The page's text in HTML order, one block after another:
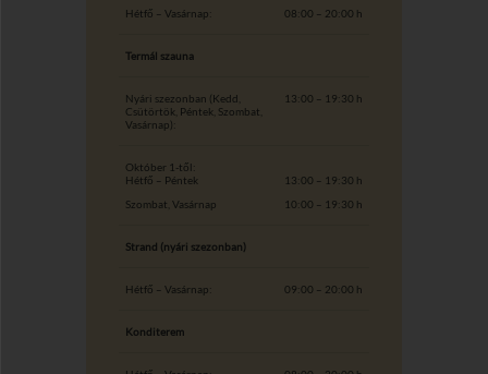
Hétfő – Vasárnap: 08:00 – 20:00 h
Termál szauna
Nyári szezonban (Kedd,
Csütörtök, Péntek, Szombat,
Vasárnap):
13:00 – 19:30 h
Október 1-től:
Hétfő – Péntek
Szombat, Vasárnap
13:00 – 19:30 h
10:00 – 19:30 h
Strand (nyári szezonban)
Hétfő – Vasárnap: 09:00 – 20:00 h
Konditerem